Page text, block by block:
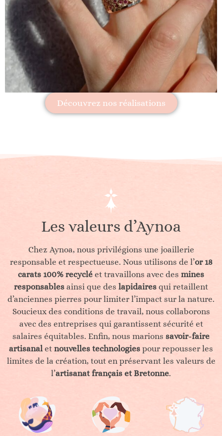
Découvrez nos réalisations
Les valeurs d’Aynoa
Chez Aynoa, nous privilégions une joaillerie
responsable et respectueuse. Nous utilisons de l’or 18
carats 100% recyclé et travaillons avec des mines
responsables ainsi que des lapidaires qui retaillent
d’anciennes pierres pour limiter l’impact sur la nature.
Soucieux des conditions de travail, nous collaborons
avec des entreprises qui garantissent sécurité et
salaires équitables. Enfin, nous marions savoir-faire
artisanal et nouvelles technologies pour repousser les
limites de la création, tout en préservant les valeurs de
l’artisanat français et Bretonne.